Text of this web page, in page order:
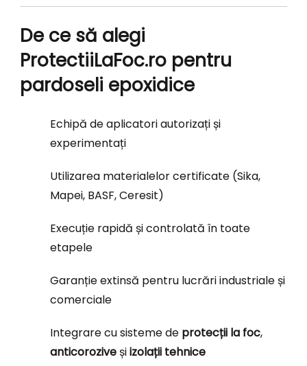
De ce să alegi
ProtectiiLaFoc.ro pentru
pardoseli epoxidice
Echipă de aplicatori autorizați și
experimentați
Utilizarea materialelor certificate (Sika,
Mapei, BASF, Ceresit)
Execuție rapidă și controlată în toate
etapele
Garanție extinsă pentru lucrări industriale și
comerciale
Integrare cu sisteme de protecții la foc,
anticoroziveșiizolații tehnice